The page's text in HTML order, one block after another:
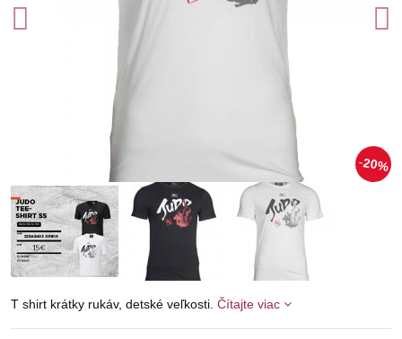
20%
T shirt krátky rukáv, detské veľkosti. Čítajte viac